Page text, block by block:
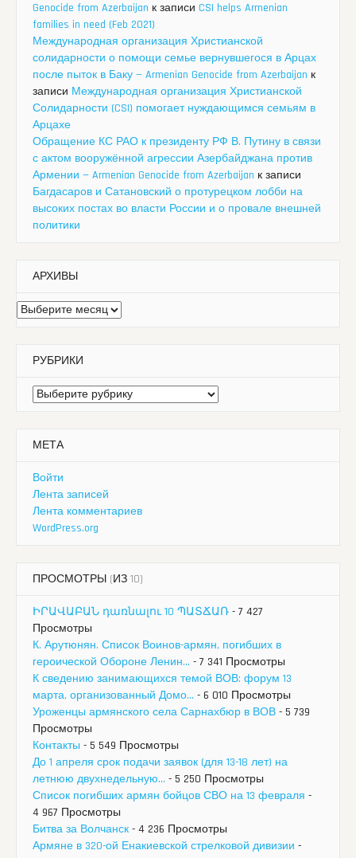
Genocide from Azerbaijan к записи CSI helps Armenian
families in need (Feb 2021)
Международная организация Христианской
солидарности о помощи семье вернувшегося в Арцах
после пыток в Баку — Armenian Genocide from Azerbaijan к
записи Международная организация Христианской
Солидарности (CSI) помогает нуждающимся семьям в
Арцахе
Обращение КС РАО к президенту РФ В. Путину в связи
с актом вооружённой агрессии Азербайджана против
Армении — Armenian Genocide from Azerbaijan к записи
Багдасаров и Сатановский о протурецком лобби на
высоких постах во власти России и о провале внешней
политики
АРХИВЫ
Архивы
РУБРИКИ
Рубрики
МЕТА
Войти
Лента записей
Лента комментариев
WordPress.org
ПРОСМОТРЫ (ИЗ 10)
ԻՐԱՎԱԲԱՆ դառնալու 10 ՊԱՏՃԱՌ - 7 427
Просмотры
К. Арутюнян. Список Воинов-армян, погибших в
героической Обороне Ленин... - 7 341 Просмотры
К сведению занимающихся темой ВОВ: форум 13
марта, организованный Домо... - 6 010 Просмотры
Уроженцы армянского села Сарнахбюр в ВОВ - 5 739
Просмотры
Контакты - 5 549 Просмотры
До 1 апреля срок подачи заявок (для 13-18 лет) на
летнюю двухнедельную... - 5 250 Просмотры
Список погибших армян бойцов СВО на 13 февраля -
4 967 Просмотры
Битва за Волчанск - 4 236 Просмотры
Армяне в 320-ой Енакиевской стрелковой дивизии -